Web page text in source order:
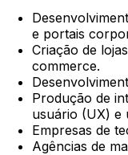
e portais
Criação de
commerce.
Produção de
usuário (UX) e
Empresas de
Agências de